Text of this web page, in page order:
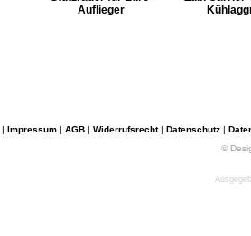
Auflieger
| Impressum | AGB | Widerrufsrecht| Datenschutz |
©